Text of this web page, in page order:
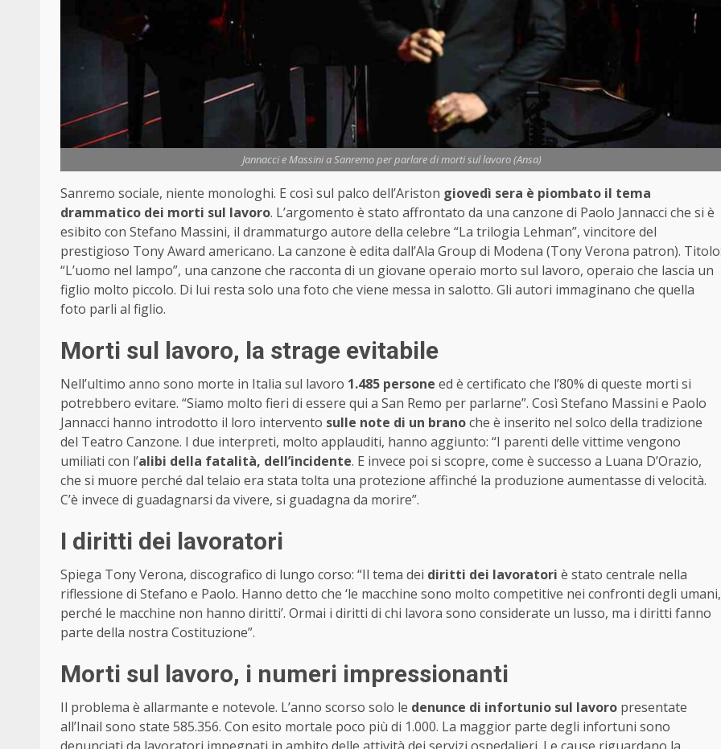
Jannacci e Massini a Sanremo per parlare di morti sul lavoro (Ansa)
Sanremo sociale, niente monologhi. E così sul palco dell’Ariston giovedì sera è piombato il tema
drammatico dei morti sul lavoro. L’argomento è stato affrontato da una canzone di Paolo Jannacci che si è
esibito con Stefano Massini, il drammaturgo autore della celebre “La trilogia Lehman”, vincitore del
prestigioso Tony Award americano. La canzone è edita dall’Ala Group di Modena (Tony Verona patron).
“L’uomo nel lampo”, una canzone che racconta di un giovane operaio morto sul lavoro, operaio che lascia un
figlio molto piccolo. Di lui resta solo una foto che viene messa in salotto. Gli autori immaginano che quella
foto parli al figlio.
Morti sul lavoro, la strage evitabile
Nell’ultimo anno sono morte in Italia sul lavoro 1.485 persone ed è certificato che l’80% di queste morti si
potrebbero evitare. “Siamo molto fieri di essere qui a San Remo per parlarne”. Così Stefano Massini e Paolo
Jannacci hanno introdotto il loro intervento sulle note di un branoche è inserito nel solco della tradizione
del Teatro Canzone. I due interpreti, molto applauditi, hanno aggiunto: “I parenti delle vittime vengono
umiliati con l’alibi della fatalità, dell’incidente. E invece poi si scopre, come è successo a Luana D’Orazio,
che si muore perché dal telaio era stata tolta una protezione affinché la produzione aumentasse di velocità.
C’è invece di guadagnarsi da vivere, si guadagna da morire”.
I diritti dei lavoratori
Spiega Tony Verona, discografico di lungo corso: “Il tema dei diritti dei lavoratori è stato centrale nella
riflessione di Stefano e Paolo. Hanno detto che ‘le macchine sono molto competitive nei confronti degli umani,
perché le macchine non hanno diritti’. Ormai i diritti di chi lavora sono considerate un lusso, ma i diritti fanno
parte della nostra Costituzione”.
Morti sul lavoro, i numeri impressionanti
Il problema è allarmante e notevole. L’anno scorso solo le denunce di infortunio sul lavoro presentate
all’Inail sono state 585.356. Con esito mortale poco più di 1.000. La maggior parte degli infortuni sono